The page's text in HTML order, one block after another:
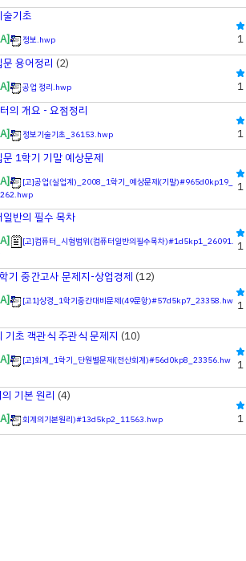
술기초
정보.hwp 1
용어정리 (2)
공업 정리.hwp 1
의 개요 - 요점정리
정보기술기초_36153.hwp 1
문 1학기 기말 예상문제
[고]공업(실업계)_2008_1학기_예상문제(기말)#965d0kp19_
1
일반의 필수 목차
[고]컴퓨터_시험범위(컴퓨터일반의필수목차)#1d5kp1_26091. 1
기 중간고사 문제지-상업경제 (12)
[고1]상경_1학기중간대비문제(49문항)#57d5kp7_23358.hw 1
기초 객관식 주관식 문제지 (10)
[고]회계_1학기_단원별문제(전산회계)#56d0kp8_23356.hw
1
기본 원리 (4)
회계의기본원리)#13d5kp2_11563.hwp 1